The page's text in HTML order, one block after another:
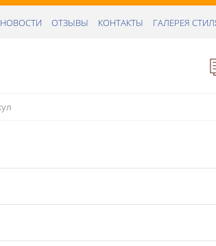
НОВОСТИ ОТЗЫВЫ КОНТАКТЫ ГАЛЕРЕЯ